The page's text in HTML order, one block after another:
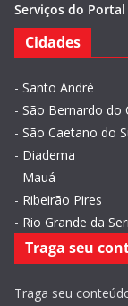
Serviços do Portal
Cidades
- Santo André
- São Bernardo do
- São Caetano do
- Diadema
- Mauá
- Ribeirão Pires
- Rio Grande da
Traga seu
Traga seu